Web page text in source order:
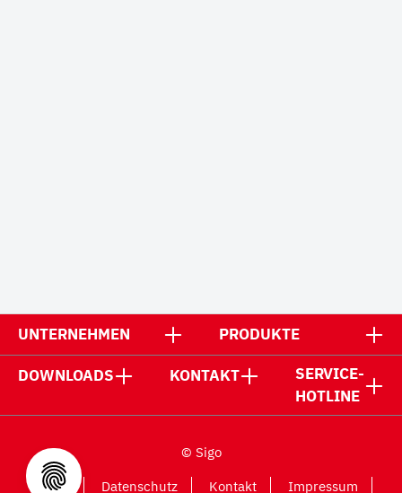
UNTERNEHMEN PRODUKTE
DOWNLOADS KONTAKT
SERVICE-
HOTLINE
© Sigo
AGB
Datenschutz Kontakt Impressum